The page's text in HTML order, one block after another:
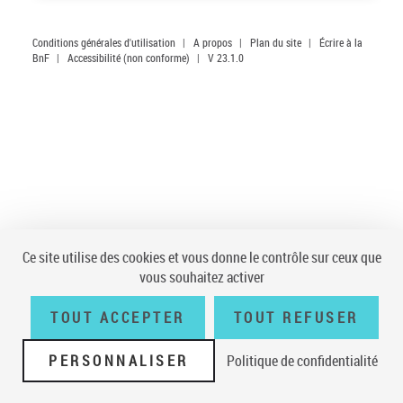
Conditions générales d'utilisation | A propos | Plan du site |
Écrire à la
BnF | Accessibilité (non conforme) | V 23.1.0
Ce site utilise des cookies et vous donne le contrôle sur ceux que
vous souhaitez activer
TOUT ACCEPTER TOUT REFUSER
PERSONNALISER Politique de confidentialité